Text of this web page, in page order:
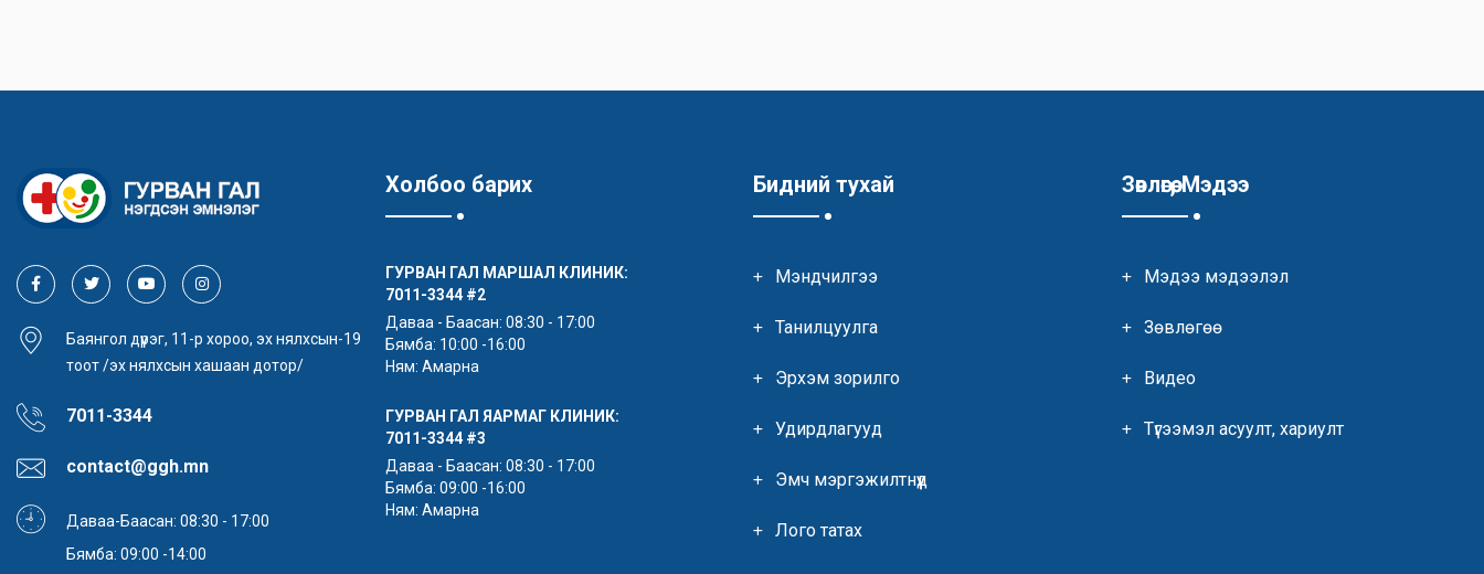
Баянгол дүүрэг, 11-р хороо, эх нялхсын-19
тоот /эх нялхсын хашаан дотор/
7011-3344
contact@ggh.mn
Даваа-Баасан: 08:30 - 17:00
Бямба: 09:00 -14:00
Холбоо барих
ГУРВАН ГАЛ МАРШАЛ КЛИНИК:
7011-3344#2
Даваа - Баасан: 08:30 - 17:00
Бямба: 10:00 -16:00
Ням: Амарна
ГУРВАН ГАЛ ЯАРМАГ КЛИНИК:
7011-3344#3
Даваа - Баасан: 08:30 - 17:00
Бямба: 09:00 -16:00
Ням: Амарна
Бидний тухай
Мэндчилгээ
Танилцуулга
Эрхэм зорилго
Удирдлагууд
Эмч мэргэжилтнүүд
Лого татах
Зөвлөгөө, Мэдээ
Мэдээ мэдээлэл
Зөвлөгөө
Видео
Түгээмэл асуулт, хариулт